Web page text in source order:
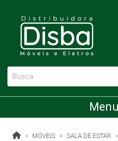
Menu
MÓVEIS SALA DE ESTAR